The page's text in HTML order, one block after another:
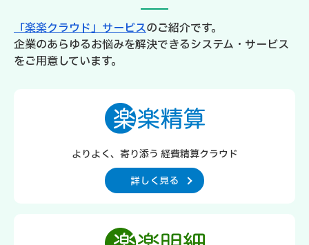
「楽楽クラウド」サービスのご紹介です。
企業のあらゆるお悩みを解決できるシステム・サービス
をご用意しています。
よりよく、寄り添う 経費精算クラウド
詳しく見る